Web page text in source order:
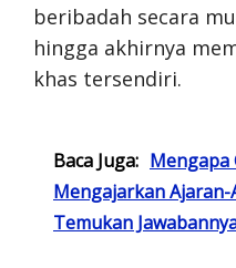
beribadah secara
hingga akhirnya
khas tersendiri.
Baca Juga: Mengapa
Mengajarkan Ajaran-
Temukan